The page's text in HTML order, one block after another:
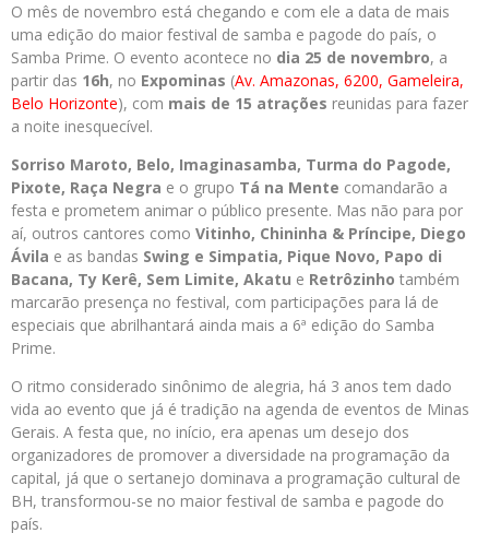
O mês de novembro está chegando e com ele a data de mais
uma edição do maior festival de samba e pagode do país, o
Samba Prime. O evento acontece no dia 25 de novembro, a
partir das 16h, no Expominas (Av. Amazonas, 6200, Gameleira,
Belo Horizonte), com mais de 15 atrações reunidas para fazer
a noite inesquecível.
Sorriso Maroto, Belo, Imaginasamba, Turma do Pagode,
Pixote, Raça Negra e o grupo Tá na Mente comandarão a
festa e prometem animar o público presente. Mas não para por
aí, outros cantores como Vitinho, Chininha & Príncipe, Diego
Ávila e as bandas Swing e Simpatia, Pique Novo, Papo di
Bacana, Ty Kerê, Sem Limite, Akatu e Retrôzinho também
marcarão presença no festival, com participações para lá de
especiais que abrilhantará ainda mais a 6ª edição do Samba
Prime.
O ritmo considerado sinônimo de alegria, há 3 anos tem dado
vida ao evento que já é tradição na agenda de eventos de Minas
Gerais. A festa que, no início, era apenas um desejo dos
organizadores de promover a diversidade na programação da
capital, já que o sertanejo dominava a programação cultural de
BH, transformou-se no maior festival de samba e pagode do
país.